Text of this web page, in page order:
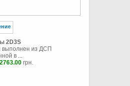
2D3S
выполнен из ДСП
в ...
2763.00 грн.